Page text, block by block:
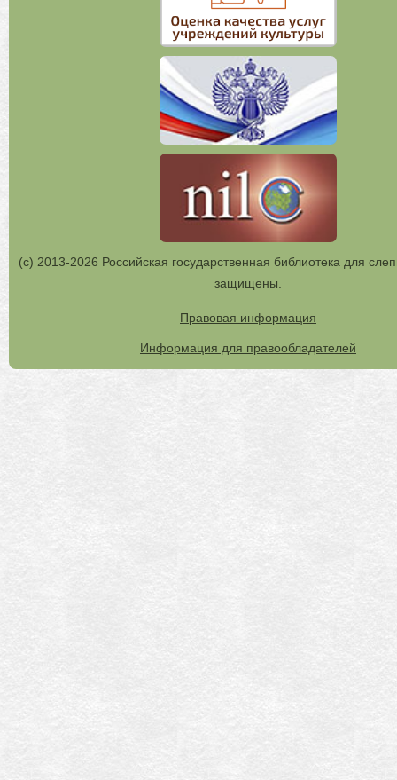
(с) 2013-2026 Российская государственная библиотека для
защищены.
Правовая информация
Информация для правообладателей